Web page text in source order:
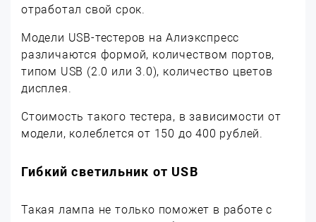
отработал свой срок.
Модели USB-тестеров на Алиэкспресс
различаются формой, количеством портов,
типом USB (2.0 или 3.0), количество цветов
дисплея.
Стоимость такого тестера, в зависимости от
модели, колеблется от 150 до 400 рублей.
Гибкий светильник от USB
Такая лампа не только поможет в работе с